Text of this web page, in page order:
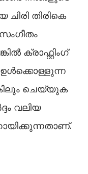
തിരികെ
ക്രാഫ്റ്റിംഗ്
ചെയ്യുക
വലിയ